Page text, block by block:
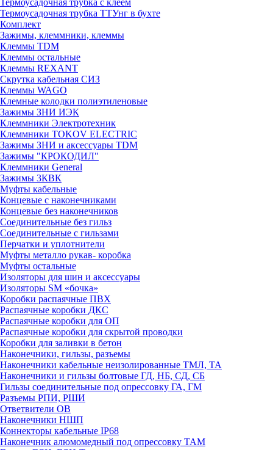
Термоусадочная трубка с клеем
Термоусадочная трубка ТТУнг в бухте
Комплект
Зажимы, клеммники, клеммы
Клеммы TDM
Клеммы остальные
Клеммы REXANT
Скрутка кабельная СИЗ
Клеммы WAGO
Клемные колодки полиэтиленовые
Зажимы ЗНИ ИЭК
Клеммники Электротехник
Клеммники TOKOV ELECTRIC
Зажимы ЗНИ и аксессуары TDM
Зажимы "КРОКОДИЛ"
Клеммники General
Зажимы 3КВК
Муфты кабельные
Концевые с наконечниками
Концевые без наконечников
Соединительные без гильз
Соединительные с гильзами
Перчатки и уплотнители
Муфты металло рукав- коробка
Муфты остальные
Изоляторы для шин и аксессуары
Изоляторы SM «бочка»
Коробки распаячные ПВХ
Распаячные коробки ДКС
Распаячные коробки для ОП
Распаячные коробки для скрытой проводки
Коробки для заливки в бетон
Наконечники, гильзы, разъемы
Наконечники кабельные неизолированные ТМЛ, ТА
Наконечники и гильзы болтовые ГД, НБ, СД, СБ
Гильзы соединительные под опрессовку ГА, ГМ
Разъемы РПИ, РШИ
Ответвители ОВ
Наконечники НШП
Коннекторы кабельные IP68
Наконечник алюмомедный под опрессовку ТАМ